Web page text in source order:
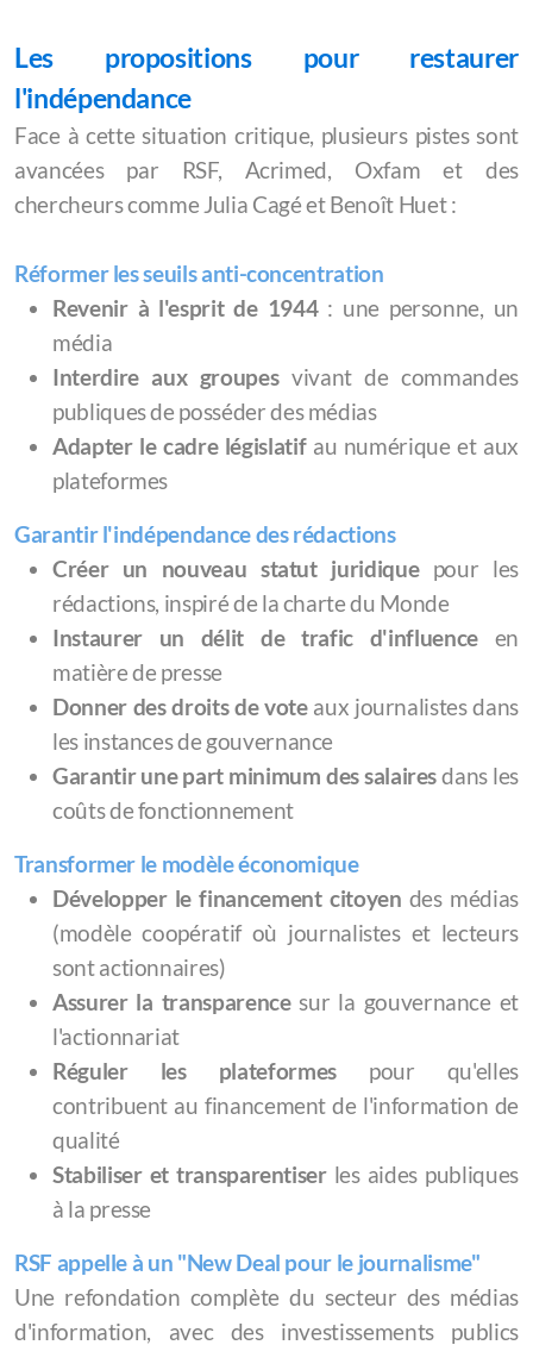
Les propositions pour restaurer
l'indépendance
Face à cette situation critique, plusieurs pistes sont
avancées par RSF, Acrimed, Oxfam et des
chercheurs comme Julia Cagé et Benoît Huet :
Réformer les seuils anti-concentration
Revenir à l'esprit de 1944: une personne, un
média
Interdire aux groupesvivant de commandes
publiques de posséder des médias
Adapter le cadre législatifau numérique et aux
plateformes
Garantir l'indépendance des rédactions
Créer un nouveau statut juridiquepour les
rédactions, inspiré de la charte du Monde
Instaurer un délit de trafic d'influenceen
matière de presse
Donner des droits de voteaux journalistes dans
les instances de gouvernance
Garantir une part minimum des salairesdans les
coûts de fonctionnement
Transformer le modèle économique
Développer le financement citoyen des médias
(modèle coopératif où journalistes et lecteurs
sont actionnaires)
Assurer la transparencesur la gouvernance et
l'actionnariat
Réguler les plateformespour qu'elles
contribuent au financement de l'information de
qualité
Stabiliser et transparentiserles aides publiques
à la presse
RSF appelle à un "New Deal pour le journalisme"
Une refondation complète du secteur des médias
d'information, avec des investissements publics